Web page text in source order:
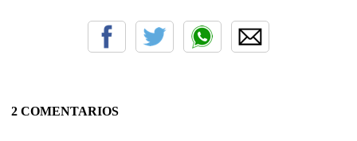
2 COMENTARIOS